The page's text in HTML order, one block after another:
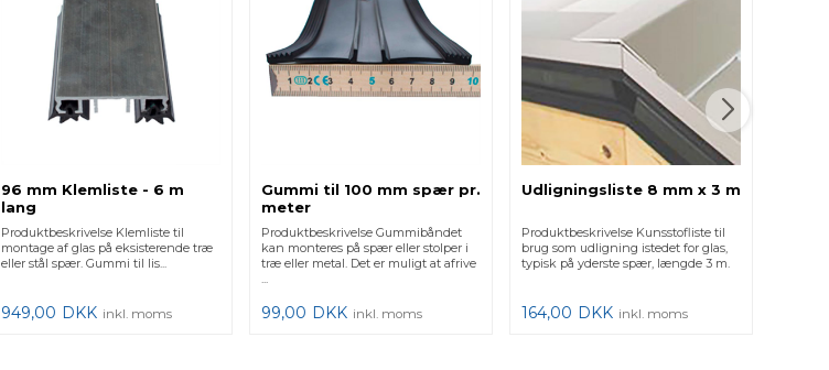
96 mm Klemliste - 6 m
lang
Produktbeskrivelse Klemliste til
montage af glas på eksisterende træ
eller stål spær. Gummi til lis...
949,00 DKK inkl. moms
Gummi til 100 mm spær pr.
meter
Produktbeskrivelse Gummibåndet
kan monteres på spær eller stolper i
træ eller metal. Det er muligt at afrive
99,00 DKK inkl. moms
Udligningsliste 8 mm x 3 m
Produktbeskrivelse Kunsstofliste til
brug som udligning istedet for glas,
typisk på yderste spær, længde 3 m.
164,00 DKK inkl. moms